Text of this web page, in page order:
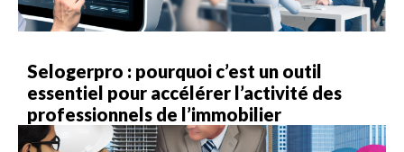
Selogerpro : pourquoi c’est un outil
essentiel pour accélérer l’activité des
professionnels de l’immobilier